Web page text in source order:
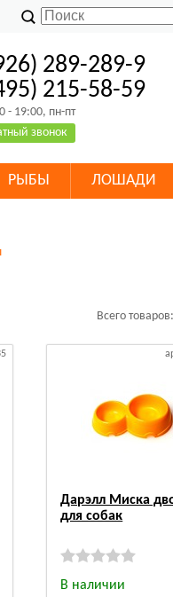
289-289-9
215-58-59
- 19:00, пн-пт
звонок
РЫБЫ ЛОШАДИ
Всего товаров:
Дарэлл Миска
для собак
В наличии